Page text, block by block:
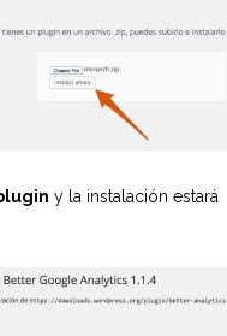
y la instalación estará